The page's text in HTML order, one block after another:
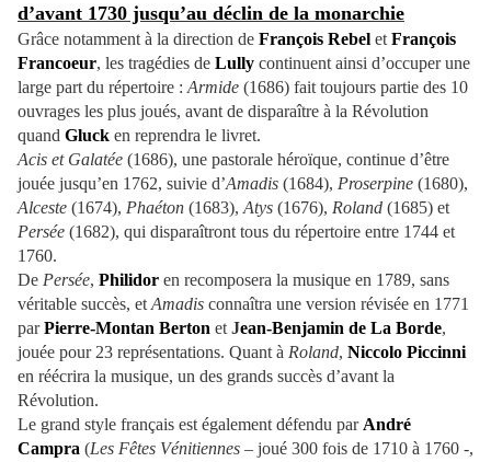
d’avant 1730 jusqu’au déclin de la monarchie
Grâce notamment à la direction de François Rebel et François
Francoeur, les tragédies de Lully continuent ainsi d’occuper une
large part du répertoire : Armide (1686) fait toujours partie des 10
ouvrages les plus joués, avant de disparaître à la Révolution
quand Gluck en reprendra le livret.
Acis et Galatée (1686), une pastorale héroïque, continue d’être
jouée jusqu’en 1762, suivie d’Amadis (1684), Proserpine (1680),
Alceste (1674), Phaéton (1683), Atys (1676), Roland (1685) et
Persée (1682), qui disparaîtront tous du répertoire entre 1744 et
1760.
De Persée, Philidor en recomposera la musique en 1789, sans
véritable succès, et Amadis connaîtra une version révisée en 1771
parPierre-Montan Berton et Jean-Benjamin de La Borde,
jouée pour 23 représentations. Quant à Roland, Niccolo Piccinni
en réécrira la musique, un des grands succès d’avant la
Révolution.
Le grand style français est également défendu par André
Campra (Les Fêtes Vénitiennes – joué 300 fois de 1710 à 1760 -,